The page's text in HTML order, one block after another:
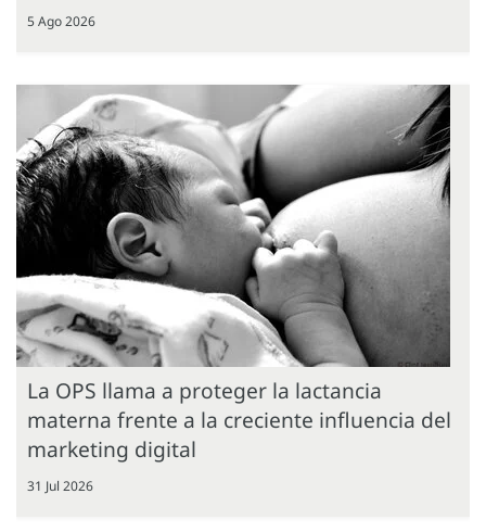
5 Ago 2026
La OPS llama a proteger la lactancia
materna frente a la creciente influencia del
marketing digital
31 Jul 2026